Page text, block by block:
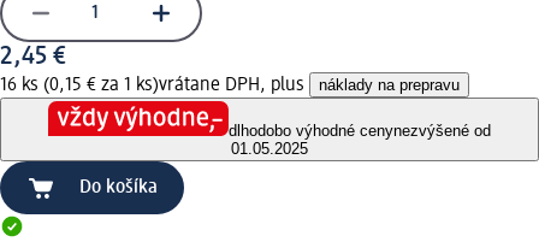
2,45 €
16 ks (0,15 € za 1 ks)vrátane DPH, plus náklady na prepravu
dlhodobo výhodné cenynezvýšené od
01.05.2025
Do košíka